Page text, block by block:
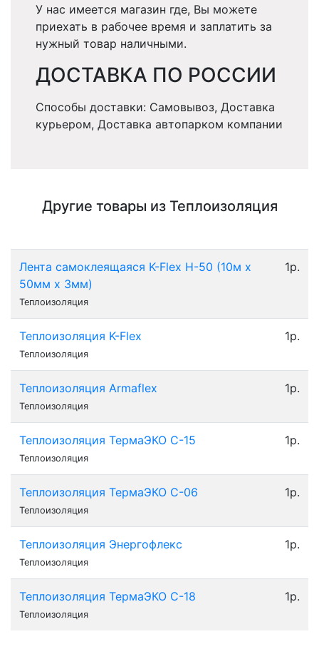
У нас имеется магазин где, Вы можете
приехать в рабочее время и заплатить за
нужный товар наличными.
ДОСТАВКА ПО РОССИИ
Способы доставки: Самовывоз, Доставка
курьером, Доставка автопарком компании
Другие товары из Теплоизоляция
Лента самоклеящаяся K-Flex H-50 (10м х
50мм х 3мм)
Теплоизоляция
1р.
Теплоизоляция K-Flex
Теплоизоляция
1р.
Теплоизоляция Armaflex
Теплоизоляция
1р.
Теплоизоляция ТермаЭКО С-15
Теплоизоляция
1р.
Теплоизоляция ТермаЭКО С-06
Теплоизоляция
1р.
Теплоизоляция Энергофлекс
Теплоизоляция
1р.
Теплоизоляция ТермаЭКО С-18
Теплоизоляция
1р.